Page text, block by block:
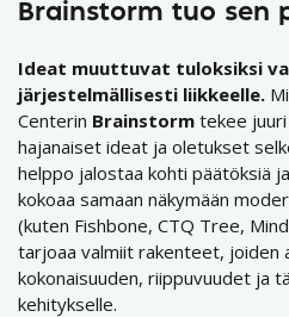
Brainstorm tuo sen
Ideat muuttuvat tuloksiksi
järjestelmällisesti liikkeelle.
Centerin Brainstorm tekee
hajanaiset ideat ja oletukset
helppo jalostaa kohti päätöksiä
kokoaa samaan näkymään
(kuten Fishbone, CTQ Tree,
tarjoaa valmiit rakenteet, joiden
kokonaisuuden, riippuvuudet ja
kehitykselle.